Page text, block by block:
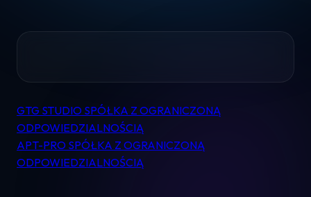
Pomoc
Kontakt
Nawigacja
wpisu
GTG STUDIO SPÓŁKA Z OGRANICZONĄ
ODPOWIEDZIALNOŚCIĄ
APT-PRO SPÓŁKA Z OGRANICZONĄ
ODPOWIEDZIALNOŚCIĄ